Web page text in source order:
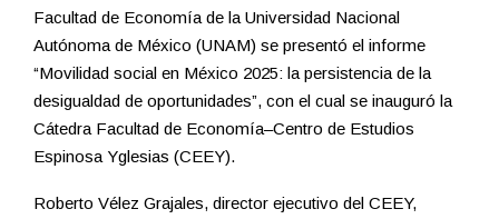
Facultad de Economía de la Universidad Nacional
Autónoma de México (UNAM) se presentó el informe
“Movilidad social en México 2025: la persistencia de la
desigualdad de oportunidades”, con el cual se inauguró la
Cátedra Facultad de Economía–Centro de Estudios
Espinosa Yglesias (CEEY).
Roberto Vélez Grajales, director ejecutivo del CEEY,